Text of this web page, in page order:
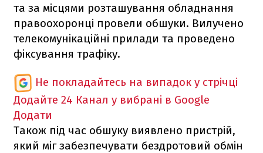
та за місцями розташування обладнання
правоохоронці провели обшуки. Вилучено
телекомунікаційні прилади та проведено
фіксування трафіку.
Не покладайтесь на випадок у стрічці
Додайте 24 Канал у вибрані в Google
Додати
Також під час обшуку виявлено пристрій,
який міг забезпечувати бездротовий обмін